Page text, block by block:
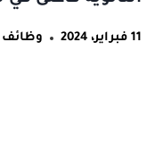
11 فبراير، 2024